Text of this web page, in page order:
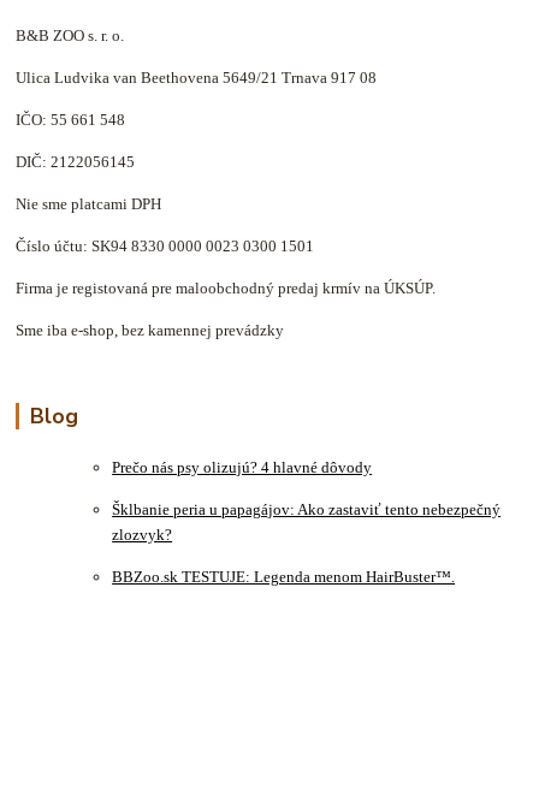
B&B ZOO s. r. o.
Ulica Ludvika van Beethovena 5649/21 Trnava 917 08
IČO: 55 661 548
DIČ: 2122056145
Nie sme platcami DPH
Číslo účtu: SK94 8330 0000 0023 0300 1501
Firma je registovaná pre maloobchodný predaj krmív na ÚKSÚP.
Sme iba e-shop, bez kamennej prevádzky
Blog
Prečo nás psy olizujú? 4 hlavné dôvody
Šklbanie peria u papagájov: Ako zastaviť tento nebezpečný
zlozvyk?
BBZoo.sk TESTUJE: Legenda menom HairBuster™.